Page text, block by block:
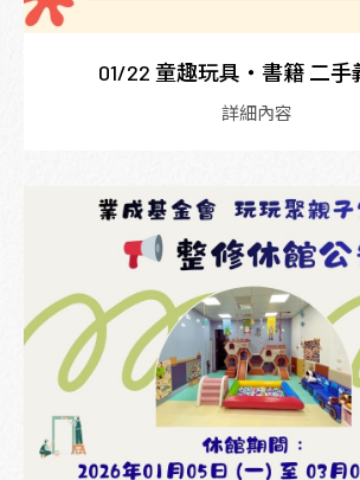
01/22 童趣玩具・書籍 二手
詳細內容